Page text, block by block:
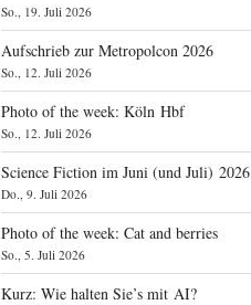
So., 19. Juli 2026
Aufschrieb zur Metropolcon 2026
So., 12. Juli 2026
Photo of the week: Köln Hbf
So., 12. Juli 2026
Science Fiction im Juni (und Juli) 2026
Do., 9. Juli 2026
Photo of the week: Cat and berries
So., 5. Juli 2026
Kurz: Wie halten Sie’s mit AI?